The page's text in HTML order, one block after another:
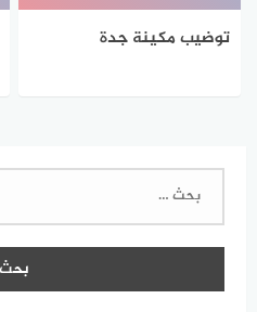
توضيب مكينة جدة
البحث